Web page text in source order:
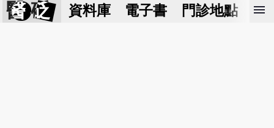
醫 砭 資料庫 電子書 門診地點 預
menu